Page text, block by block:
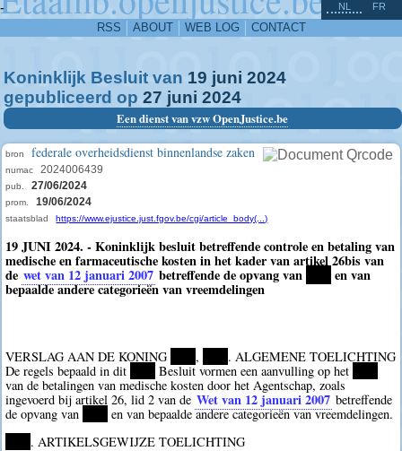
-
RSS ABOUT WEB LOG CONTACT
NL FR
Koninklijk Besluit van 19 juni 2024
gepubliceerd op 27 juni 2024
Een dienst van vzw OpenJustice.be
bron federale overheidsdienst binnenlandse zaken
numac 2024006439
pub. 27/06/2024
prom. 19/06/2024
staatsblad https://www.ejustice.just.fgov.be/cgi/article_body(...)
19 JUNI 2024. - Koninklijk besluit betreffende controle en betaling van
medische en farmaceutische kosten in het kader van artikel 26bis van
de wet van 12 januari 2007 betreffende de opvang van en van
bepaalde andere categorieën van vreemdelingen
VERSLAG AAN DE KONING ****,
. ALGEMENE TOELICHTING
De regels bepaald in dit
Besluit vormen een aanvulling op het
van de betalingen van medische kosten door het Agentschap, zoals
ingevoerd bij artikel 26, lid 2 van de Wet van 12 januari 2007 betreffende
de opvang van
en van bepaalde andere categorieën van vreemdelingen.
. ARTIKELSGEWIJZE TOELICHTING
^